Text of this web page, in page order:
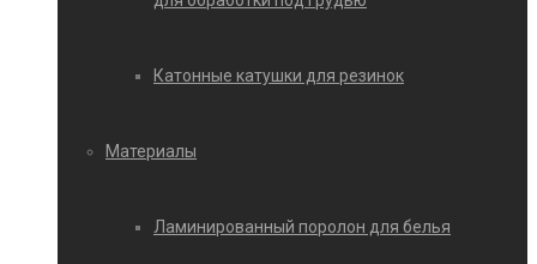
Катонные катушки для резинок
Материалы
Ламинированный поролон для белья